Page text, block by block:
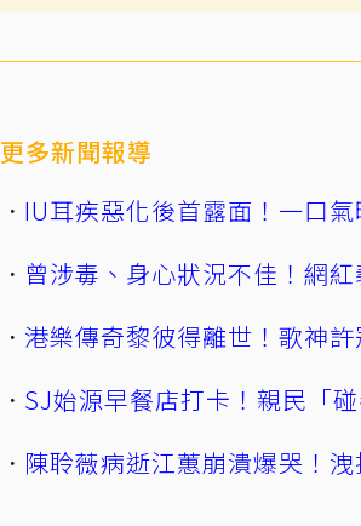
更多新聞報導
IU耳疾惡化後首露面！一口
曾涉毒、身心狀況不佳！網
港樂傳奇黎彼得離世！歌神
SJ始源早餐店打卡！親民「
陳聆薇病逝江蕙崩潰爆哭！